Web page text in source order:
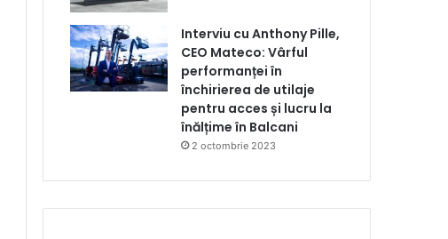
Interviu cu Anthony Pille,
CEO Mateco: Vârful
performanței în
închirierea de utilaje
pentru acces și lucru la
înălțime în Balcani
2 octombrie 2023